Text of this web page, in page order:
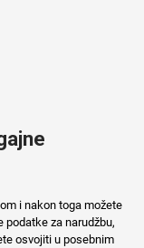
i nakon toga možete
podatke za narudžbu,
osvojiti u posebnim